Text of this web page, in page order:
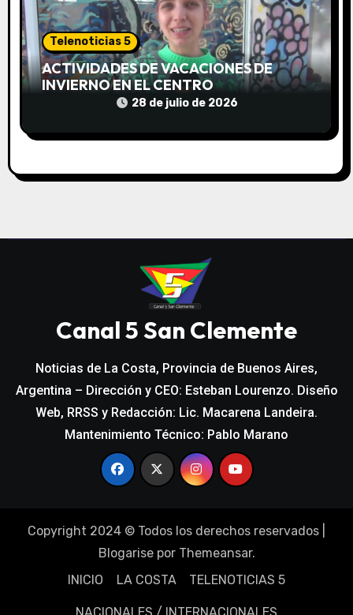
Telenoticias 5
ACTIVIDADES DE VACACIONES DE
INVIERNO EN EL CENTRO
COMUNITARIO EL TALA
28 de julio de 2026
Canal 5 San Clemente
Noticias de La Costa, Provincia de Buenos Aires,
Argentina – Dirección y CEO: Esteban Lourenzo. Diseño
Web, RRSS y Redacción: Lic. Macarena Landeira.
Mantenimiento Técnico: Pablo Marano
Copyright 2024 © Todos los derechos reservados
Blogarisepor Themeansar.
INICIO
LA COSTA TELENOTICIAS 5